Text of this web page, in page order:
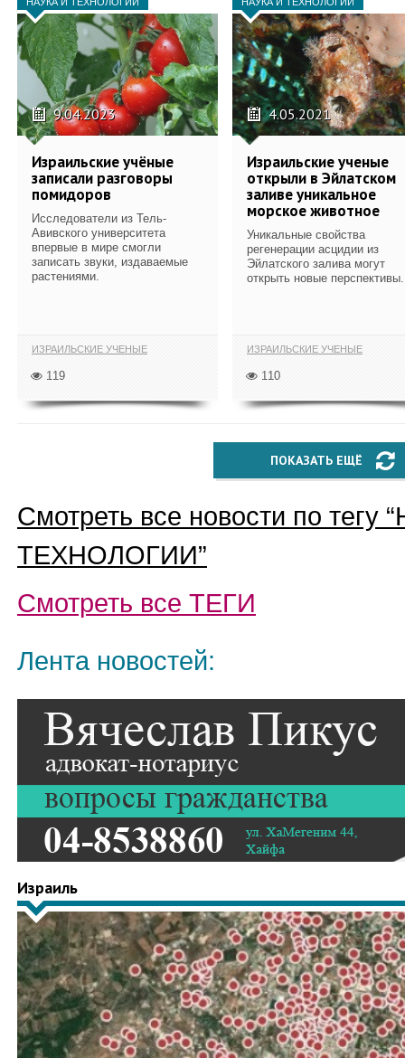
9.04.2023
Израильские учёные
записали разговоры
помидоров
Исследователи из Тель-
Авивского университета
впервые в мире смогли
записать звуки, издаваемые
растениями.
ИЗРАИЛЬСКИЕ УЧЕНЫЕ
119
4.05.2021
Израильские ученые
открыли в Эйлатском
заливе уникальное
морское животное
Уникальные свойства
регенерации асцидии из
Эйлатского залива могут
открыть новые
ИЗРАИЛЬСКИЕ УЧЕНЫЕ
110
ПОКАЗАТЬ ЕЩЁ
Смотреть все новости по тегу “
ТЕХНОЛОГИИ”
Смотреть все ТЕГИ
Лента новостей:
Израиль